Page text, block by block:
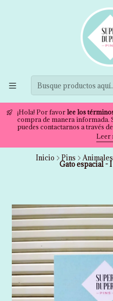
¡Hola! Por favorlee los
compra de manera informada.
puedes contactarnos a través
Leer
Inicio Pins Animales
Gato espacial -